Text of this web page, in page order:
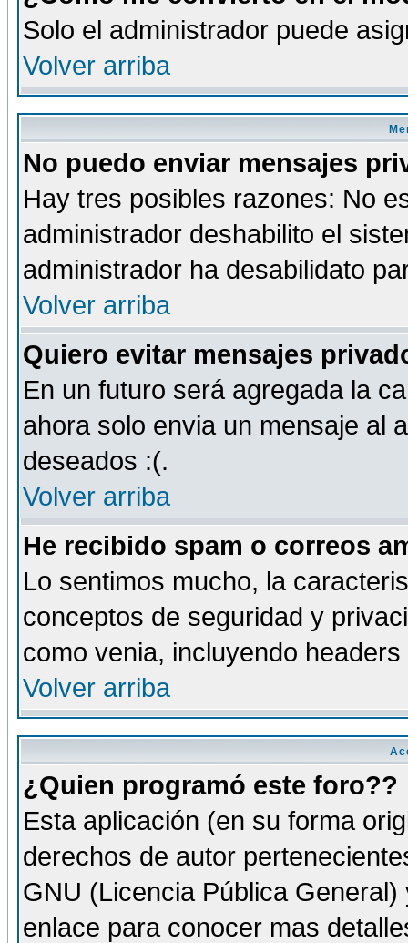
Solo el administrador puede
Volver arriba
No puedo enviar mensajes
Hay tres posibles razones: No
administrador deshabilito el
administrador ha desabilidato
Volver arriba
Quiero evitar mensajes
En un futuro será agregada la
ahora solo envia un mensaje al
deseados :(.
Volver arriba
He recibido spam o correos
Lo sentimos mucho, la
conceptos de seguridad y
como venia, incluyendo
Volver arriba
¿Quien programó este foro??
Esta aplicación (en su forma
derechos de autor
GNU (Licencia Pública
enlace para conocer mas